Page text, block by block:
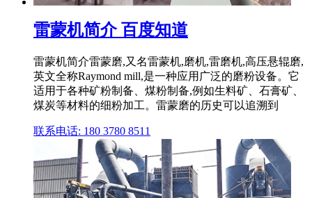
雷蒙机简介 百度知道
雷蒙机简介雷蒙磨,又名雷蒙机,磨机,雷磨机,高压悬辊磨,
英文全称Raymond mill,是一种应用广泛的磨粉设备。它
适用于各种矿粉制备、煤粉制备,例如生料矿、石膏矿、
煤炭等材料的细粉加工。雷蒙磨的历史可以追溯到
联系电话: 180 3780 8511